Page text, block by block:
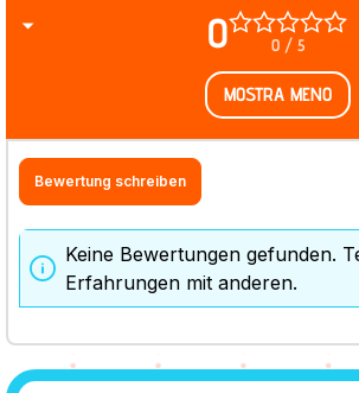
0 0 / 5
MOSTRA MENO
Bewertung schreiben
Keine Bewertungen gefunden.
Erfahrungen mit anderen.